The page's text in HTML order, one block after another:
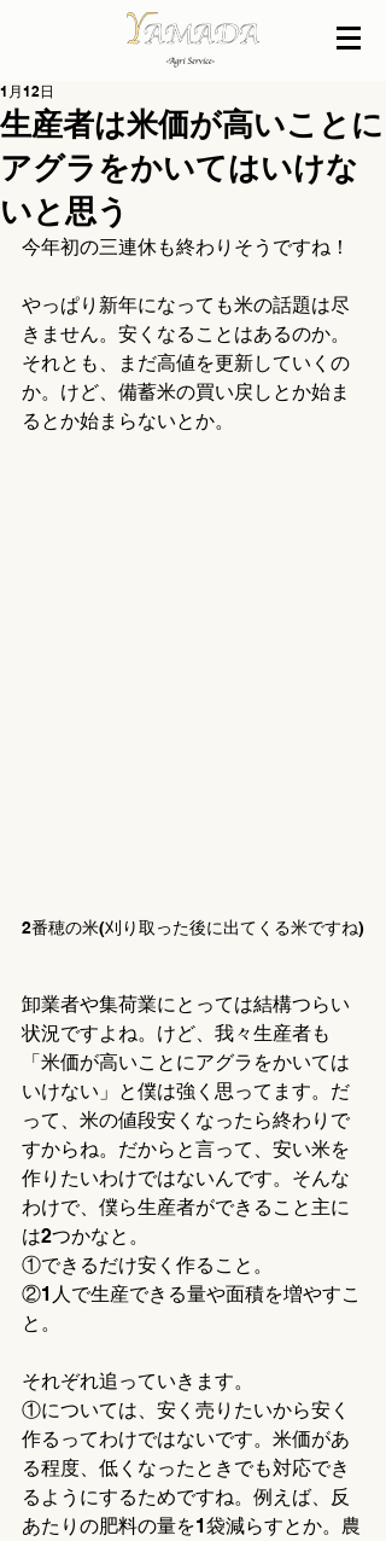
生産者は米価が高いことに
アグラをかいてはいけな
いと思う
1月12日
今年初の三連休も終わりそうですね！
やっぱり新年になっても米の話題は尽
きません。安くなることはあるのか。
それとも、まだ高値を更新していくの
か。けど、備蓄米の買い戻しとか始ま
るとか始まらないとか。
2番穂の米(刈り取った後に出てくる米ですね)
卸業者や集荷業にとっては結構つらい
状況ですよね。けど、我々生産者も
「米価が高いことにアグラをかいては
いけない」と僕は強く思ってます。だ
って、米の値段安くなったら終わりで
すからね。だからと言って、安い米を
作りたいわけではないんです。そんな
わけで、僕ら生産者ができること主に
は2つかなと。
①できるだけ安く作ること。
②1人で生産できる量や面積を増やすこ
と。
それぞれ追っていきます。
①については、安く売りたいから安く
作るってわけではないです。米価があ
る程度、低くなったときでも対応でき
るようにするためですね。例えば、反
あたりの肥料の量を1袋減らすとか。農